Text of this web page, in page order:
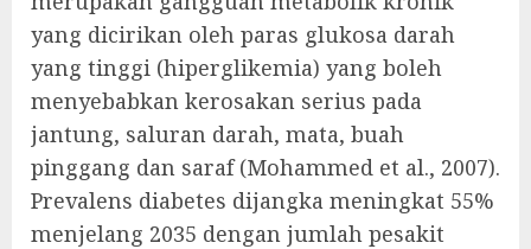
yang dicirikan oleh paras glukosa darah
yang tinggi (hiperglikemia) yang boleh
menyebabkan kerosakan serius pada
jantung, saluran darah, mata, buah
pinggang dan saraf (Mohammed et al., 2007).
Prevalens diabetes dijangka meningkat 55%
menjelang 2035 dengan jumlah pesakit